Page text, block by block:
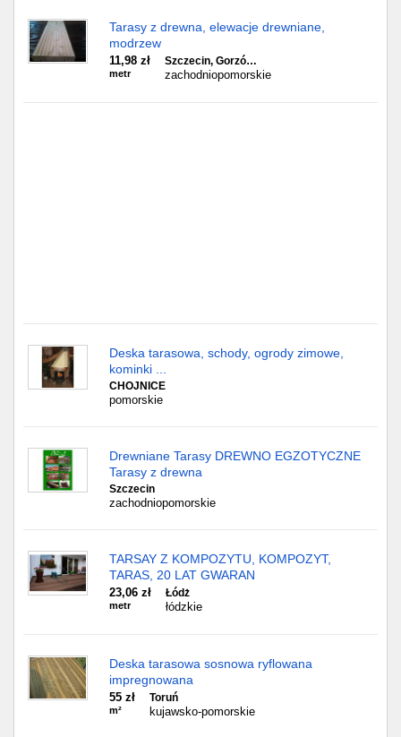
Tarasy z drewna, elewacje drewniane,
modrzew
11,98 zł
metr
Szczecin, Gorzó…
zachodniopomorskie
Deska tarasowa, schody, ogrody zimowe,
kominki ...
CHOJNICE
pomorskie
Drewniane Tarasy DREWNO EGZOTYCZNE
Tarasy z drewna
Szczecin
zachodniopomorskie
TARSAY Z KOMPOZYTU, KOMPOZYT,
TARAS, 20 LAT GWARAN
23,06 zł
metr
Łódż
łódzkie
Deska tarasowa sosnowa ryflowana
impregnowana
55 zł
m²
Toruń
kujawsko-pomorskie
Toruń
Olsztyn